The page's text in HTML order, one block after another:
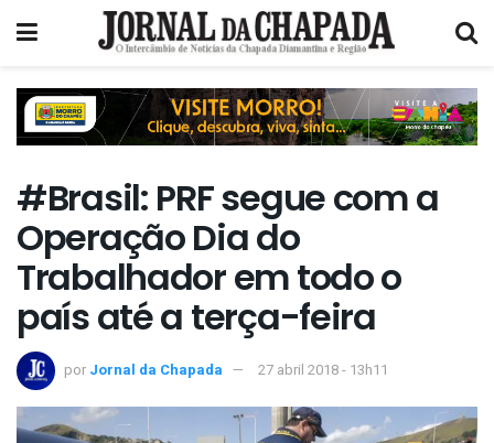
#Brasil: PRF segue com a
Operação Dia do
Trabalhador em todo o
país até a terça-feira
por Jornal da Chapada 27 abril 2018 - 13h11